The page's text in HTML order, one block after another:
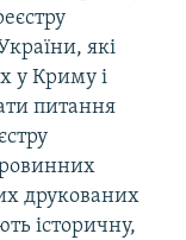
які
у Криму і
питання
друкованих
історичну,